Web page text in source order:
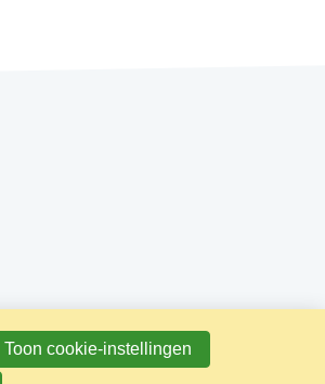
Toon cookie-instellingen